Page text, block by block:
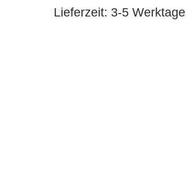
Lieferzeit: 3-5 Werktage